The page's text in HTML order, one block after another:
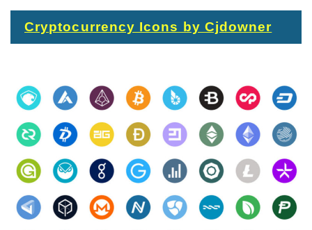
Cryptocurrency Icons by Cjdowner